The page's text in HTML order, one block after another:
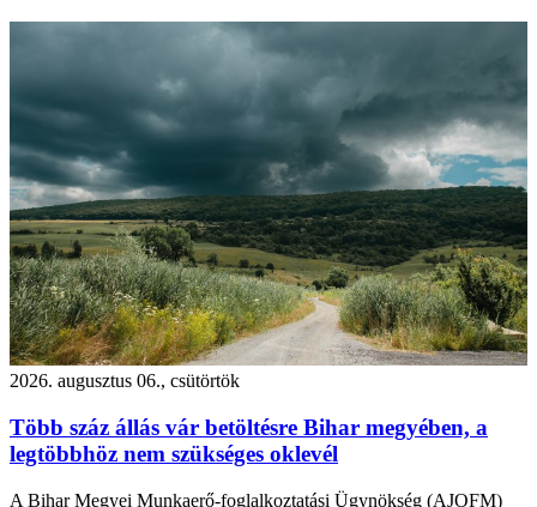
2026. augusztus 06., csütörtök
Több száz állás vár betöltésre Bihar megyében, a
legtöbbhöz nem szükséges oklevél
A Bihar Megyei Munkaerő-foglalkoztatási Ügynökség (AJOFM)